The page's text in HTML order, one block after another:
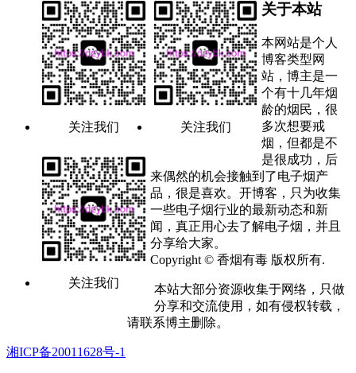
关注我们 关注我们
关注我们
关于本站
本网站是个人
博客类型网
站，博主是一
个有十几年烟
龄的烟民，很
多次想要戒
烟，但都是不
是很成功，后
来偶然的机会接触到了电子烟产
品，很是喜欢。开博客，只为收集
一些电子烟行业的最新动态和新
闻，真正用心去了解电子烟，并且
分享给大家。
Copyright © 香烟有毒 版权所有.
本站大部分资源收集于网络，只做
分享和交流使用，如有侵权转载，
请联系博主删除。
湘ICP备20011628号-1